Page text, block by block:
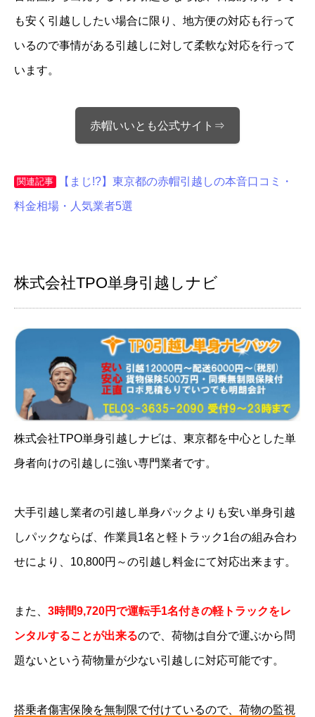
も安く引越ししたい場合に限り、地方便の対応も行って
いるので事情がある引越しに対して柔軟な対応を行って
います。
赤帽いいとも公式サイト⇒
関連記事 【まじ!?】東京都の赤帽引越しの本音口コミ・
料金相場・人気業者5選
株式会社TPO単身引越しナビ
株式会社TPO単身引越しナビは、東京都を中心とした単
身者向けの引越しに強い専門業者です。
大手引越し業者の引越し単身パックよりも安い単身引越
しパックならば、作業員1名と軽トラック1台の組み合わ
せにより、10,800円～の引越し料金にて対応出来ます。
また、 3時間9,720円で運転手1名付きの軽トラックをレ
ンタルすることが出来るので、荷物は自分で運ぶから問
題ないという荷物量が少ない引越しに対応可能です。
搭乗者傷害保険を無制限で付けているので、荷物の監視